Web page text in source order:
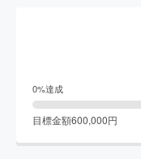
0%達成
目標金額600,000円